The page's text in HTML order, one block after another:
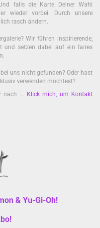
falls die Karte Deiner Wahl
wieder vorbei. Durch unsere
rasch ändern.
Wir führen inspirierende,
und setzen dabei auf ein faires
uns nicht gefunden? Oder hast
verwenden möchtest?
nach ...
Klick mich, um Kontakt
& Yu-Gi-Oh!